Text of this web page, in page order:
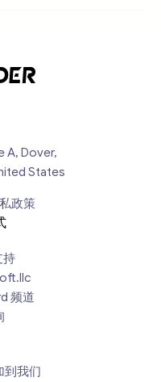
A, Dover,
States
政策
持
频道
到我们